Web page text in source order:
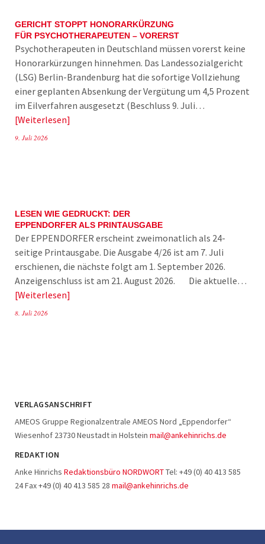
GERICHT STOPPT HONORARKÜRZUNG
FÜR PSYCHOTHERAPEUTEN – VORERST
Psychotherapeuten in Deutschland müssen vorerst keine
Honorarkürzungen hinnehmen. Das Landessozialgericht
(LSG) Berlin-Brandenburg hat die sofortige Vollziehung
einer geplanten Absenkung der Vergütung um 4,5 Prozent
im Eilverfahren ausgesetzt (Beschluss 9. Juli…
Weiterlesen
9. Juli 2026
LESEN WIE GEDRUCKT: DER
EPPENDORFER ALS PRINTAUSGABE
Der EPPENDORFER erscheint zweimonatlich als 24-
seitige Printausgabe. Die Ausgabe 4/26 ist am 7. Juli
erschienen, die nächste folgt am 1. September 2026.
Anzeigenschluss ist am 21. August 2026. Die aktuelle…
Weiterlesen
8. Juli 2026
VERLAGSANSCHRIFT
AMEOS Gruppe Regionalzentrale AMEOS Nord „Eppendorfer“
Wiesenhof 23730 Neustadt in Holstein mail@ankehinrichs.de
REDAKTION
Anke Hinrichs Redaktionsbüro NORDWORTTel: +49 (0) 40 413 585
24 Fax +49 (0) 40 413 585 28 mail@ankehinrichs.de